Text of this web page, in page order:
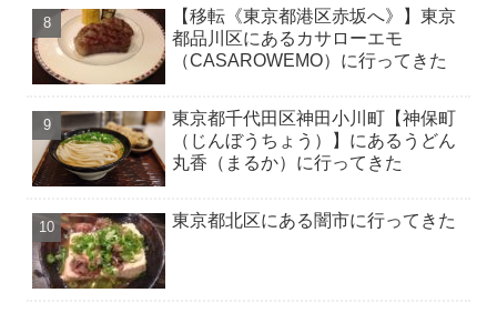
【移転《東京都港区赤坂へ》】東京
都品川区にあるカサローエモ
（CASAROWEMO）に行ってきた
東京都千代田区神田小川町【神保町
（じんぼうちょう）】にあるうどん
丸香（まるか）に行ってきた
東京都北区にある闇市に行ってきた